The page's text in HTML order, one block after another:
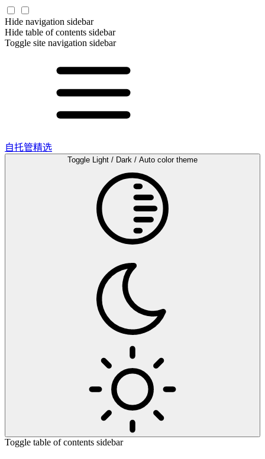
Hide navigation sidebar
Hide table of contents sidebar
Toggle site navigation sidebar
自托管精选
Toggle Light / Dark / Auto color theme
Toggle table of contents sidebar